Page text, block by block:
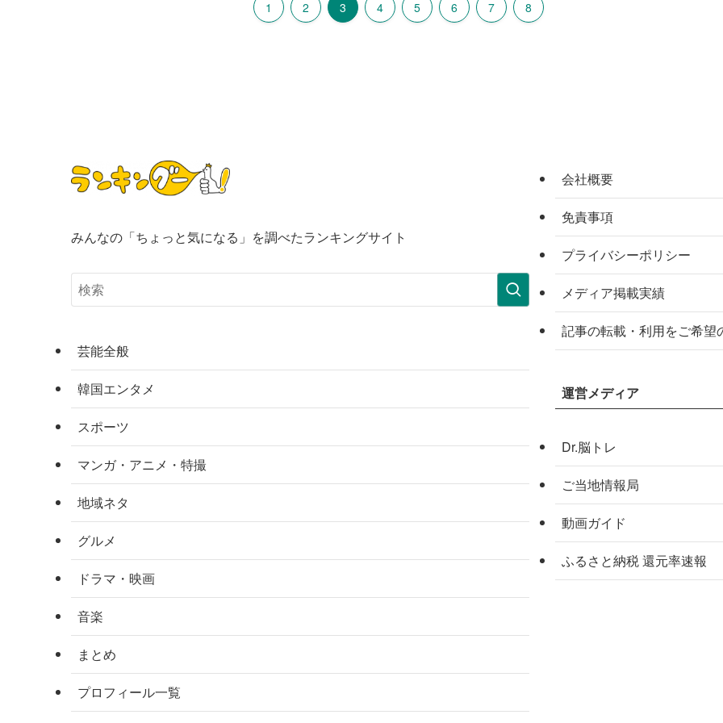
1 2 3 4 5 6 7 8
みんなの「ちょっと気になる」を調べたランキングサイト
芸能全般
韓国エンタメ
スポーツ
マンガ・アニメ・特撮
地域ネタ
グルメ
ドラマ・映画
音楽
まとめ
プロフィール一覧
会社概要
免責事項
プライバシーポリシー
メディア掲載実績
記事の転載・利用をご希望
運営メディア
Dr.脳トレ
ご当地情報局
動画ガイド
ふるさと納税 還元率速報